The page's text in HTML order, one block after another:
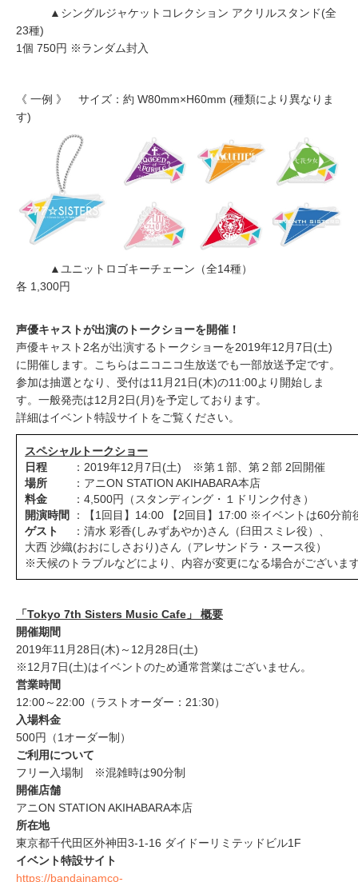
▲シングルジャケットコレクション アクリルスタンド(全
23種)
1個 750円 ※ランダム封入
《 一例 》 サイズ：約 W80mm×H60mm (種類により異なりま
す)
▲ユニットロゴキーチェーン（全14種）
各 1,300円
声優キャストが出演のトークショーを開催！
声優キャスト2名が出演するトークショーを2019年12月7日(土)
に開催します。こちらはニコニコ生放送でも一部放送予定です。
参加は抽選となり、受付は11月21日(木)の11:00より開始しま
す。一般発売は12月2日(月)を予定しております。
詳細はイベント特設サイトをご覧ください。
スペシャルトークショー
日程 ：2019年12月7日(土) ※第１部、第２部 2回開催
場所 ：アニON STATION AKIHABARA本店
料金 ：4,500円（スタンディング・１ドリンク付き）
開演時間
：【1回目】14:00 【2回目】17:00 ※イベントは60分前
ゲスト
：清水 彩香(しみずあやか)さん（臼田スミレ役）、
大西 沙織(おおにしさおり)さん（アレサンドラ・スース役）
※天候のトラブルなどにより、内容が変更になる場合がございま
「Tokyo 7th Sisters Music Cafe」 概要
開催期間
2019年11月28日(木)～12月28日(土)
※12月7日(土)はイベントのため通常営業はございません。
営業時間
12:00～22:00（ラストオーダー：21:30）
入場料金
500円（1オーダー制）
ご利用について
フリー入場制 ※混雑時は90分制
開催店舗
アニON STATION AKIHABARA本店
所在地
東京都千代田区外神田3-1-16 ダイドーリミテッドビル1F
イベント特設サイト
https://bandainamco-